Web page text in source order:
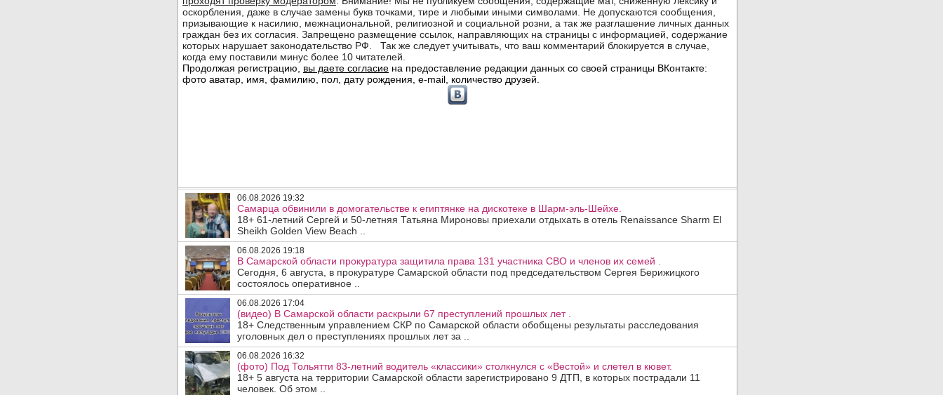
06.08.2026 19:32
Самарца обвинили в домогательстве к египтянке на дискотеке в Шарм-эль-Шейхе.
18+ 61-летний Сергей и 50-летняя Татьяна Мироновы приехали отдыхать в отель Renaissance Sharm El
Sheikh Golden View Beach ..
06.08.2026 19:18
В Самарской области прокуратура защитила права 131 участника СВО и членов их семей .
Сегодня, 6 августа, в прокуратуре Самарской области под председательством Сергея Берижицкого
состоялось оперативное ..
06.08.2026 17:04
(видео) В Самарской области раскрыли 67 преступлений прошлых лет .
18+ Следственным управлением СКР по Самарской области обобщены результаты расследования
уголовных дел о преступлениях прошлых лет за ..
06.08.2026 16:32
(фото) Под Тольятти 83-летний водитель «классики» столкнулся с «Вестой» и слетел в кювет.
18+ 5 августа на территории Самарской области зарегистрировано 9 ДТП, в которых пострадали 11
человек. Об этом ..